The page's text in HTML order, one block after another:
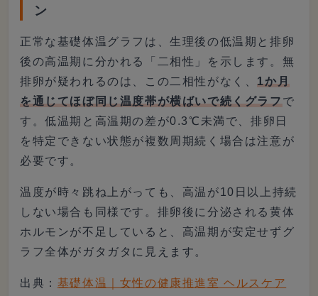
ン
正常な基礎体温グラフは、生理後の低温期と排卵
後の高温期に分かれる「二相性」を示します。無
排卵が疑われるのは、この二相性がなく、1か月
を通じてほぼ同じ温度帯が横ばいで続くグラフで
す。低温期と高温期の差が0.3℃未満で、排卵日
を特定できない状態が複数周期続く場合は注意が
必要です。
温度が時々跳ね上がっても、高温が10日以上持続
しない場合も同様です。排卵後に分泌される黄体
ホルモンが不足していると、高温期が安定せずグ
ラフ全体がガタガタに見えます。
出典： 基礎体温｜女性の健康推進室 ヘルスケア